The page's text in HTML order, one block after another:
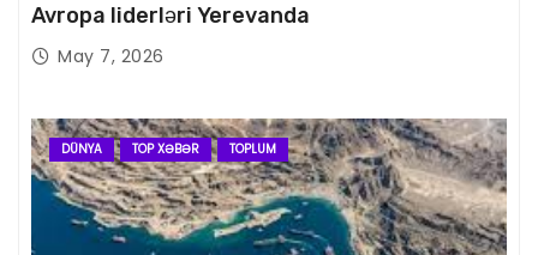
Avropa liderləri Yerevanda
May 7, 2026
DÜNYA TOP XƏBƏR TOPLUM